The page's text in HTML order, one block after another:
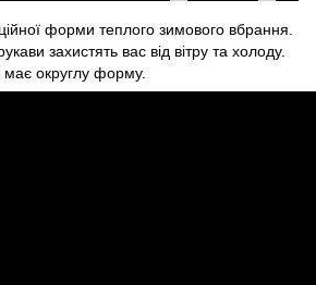
форми теплого зимового вбрання.
захистять вас від вітру та холоду.
округлу форму.